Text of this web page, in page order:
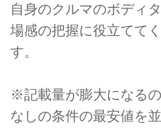
自身のクルマのボディ
場感の把握に役立てて
す。
※記載量が膨大になる
なしの条件の最安値を